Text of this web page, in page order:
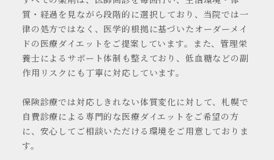
質・経過を見ながら段階的に選択しており、当院では一
律の処方ではなく、医学的根拠に基づいたオーダーメイ
ドの医療ダイエットをご提案しています。また、管理栄
養士によるサポート体制も整えており、低血糖などの副
作用リスクにも丁寧に対応しています。
保険診療では対応しきれない体質変化に対して、札幌で
自費診療による専門的な医療ダイエットをご希望の方
に、安心してご相談いただける環境をご用意しておりま
す。